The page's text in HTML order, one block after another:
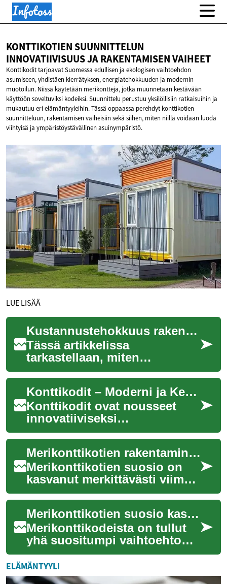
KONTTIKOTIEN SUUNNITTELUN
INNOVATIIVISUUS JARAKENTAMISEN VAIHEET
Konttikodit tarjoavat Suomessa edullisen ja ekologisen vaihtoehdon
asumiseen, yhdistäen kierrätyksen, energiatehokkuuden ja modernin
muotoilun. Niissä käytetään merikontteja, jotka muunnetaan kestävään
käyttöön soveltuviksi kodeiksi. Suunnittelu perustuu yksilöllisiin ratkaisuihin ja
mukautuu eri elämäntyyleihin. Tässä oppaassa perehdyt konttikotien
suunnitteluun, rakentamisen vaiheisiin sekä siihen, miten niillä voidaan luoda
viihtyisä ja ympäristöystävällinen asuinympäristö.
LUE LISÄÄ
Kustannustehokkuus rakentamisessa: mistä säästöt syntyvät
Tässä artikkelissa
tarkastellaan, miten
kustannustehokkuus syntyy
rakentamisessa erityisesti
prefabric- ja modulaaris...
Konttikodit – Moderni ja Kestävä Asumisratkaisu
Konttikodit ovat nousseet
innovatiiviseksi
vaihtoehdoksi perinteiselle
rakentamiselle. Nämä
rahtikonteista muunnetut ...Merikonttikotien rakentaminen: Moderni ja ekologinen asumisratkaisu
Merikonttikotien suosio on
kasvanut merkittävästi viime
vuosina. Nämä innovatiiviset
asumisratkaisut tarjoavat
kestäv...
Merikonttikotien suosio kasvaa – Innovatiivinen ja kestävä asumisratkaisu
Merikonttikodeista on tullut
yhä suositumpi vaihtoehto
perinteiselle rakentamiselle.
Nämä innovatiiviset
asumisratkai...
ELÄMÄNTYYLI